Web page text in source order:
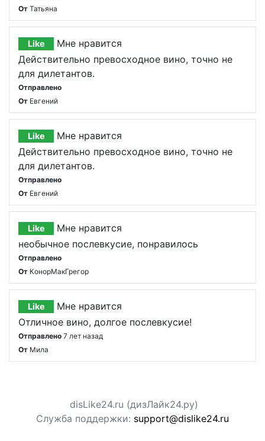
От Татьяна
Like
Мне нравится
Действительно превосходное вино, точно не
для дилетантов.
Отправлено
От Евгений
Like
Мне нравится
Действительно превосходное вино, точно не
для дилетантов.
Отправлено
От Евгений
Like
Мне нравится
необычное послевкусие, понравилось
Отправлено
От КонорМакГрегор
Like
Мне нравится
Отличное вино, долгое послевкусие!
Отправлено 7 лет назад
От Мила
disLike24.ru (дизЛайк24.ру)
Служба поддержки: support@dislike24.ru